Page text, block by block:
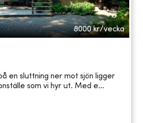
8000 kr/vecka
en sluttning ner mot sjön ligger
som vi hyr ut. Med e...